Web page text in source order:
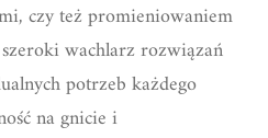
czy też promieniowaniem
wachlarz rozwiązań
potrzeb każdego
na gnicie i